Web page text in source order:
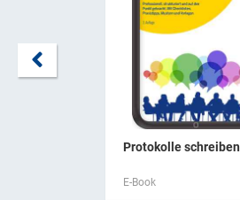
Protokolle schreiben
E-Book